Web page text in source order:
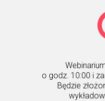
o godz. 10:00 i
Będzie